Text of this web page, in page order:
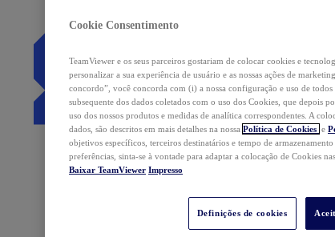
Cookie Consentimento
TeamViewer e os seus parceiros gostariam de colocar cookies e
personalizar a sua experiência de usuário e as nossas ações de
concordo”, você concorda com (i) a nossa configuração e uso de
subsequente dos dados coletados com o uso dos Cookies, que depois
uso dos nossos produtos e medidas de analítica correspondentes. A
dados, são descritos em mais detalhes na nossa Política de Cookies e
objetivos específicos, terceiros destinatários e tempo de
preferências, sinta-se à vontade para adaptar a colocação de Cookies
Baixar TeamViewer Impresso
Definições de cookies